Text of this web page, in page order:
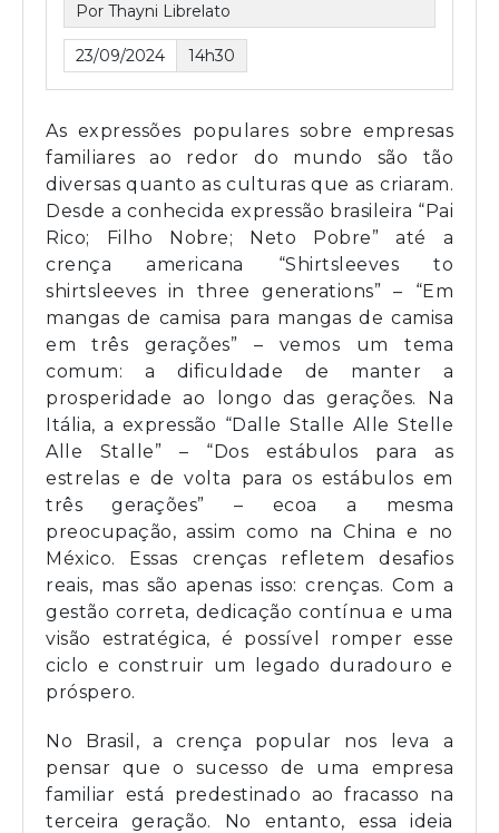
Por Thayni Librelato
23/09/2024 14h30
As expressões populares sobre empresas
familiares ao redor do mundo são tão
diversas quanto as culturas que as criaram.
Desde a conhecida expressão brasileira “Pai
Rico; Filho Nobre; Neto Pobre” até a
crença americana “Shirtsleeves to
shirtsleeves in three generations” – “Em
mangas de camisa para mangas de camisa
em três gerações” – vemos um tema
comum: a dificuldade de manter a
prosperidade ao longo das gerações. Na
Itália, a expressão “Dalle Stalle Alle Stelle
Alle Stalle” – “Dos estábulos para as
estrelas e de volta para os estábulos em
três gerações” – ecoa a mesma
preocupação, assim como na China e no
México. Essas crenças refletem desafios
reais, mas são apenas isso: crenças. Com a
gestão correta, dedicação contínua e uma
visão estratégica, é possível romper esse
ciclo e construir um legado duradouro e
próspero.
No Brasil, a crença popular nos leva a
pensar que o sucesso de uma empresa
familiar está predestinado ao fracasso na
terceira geração. No entanto, essa ideia